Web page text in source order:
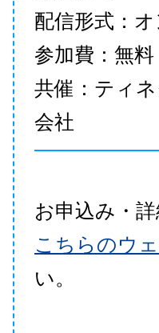
配信形式：
参加費：無料
共催：ティ
会社
お申込み・詳
こちらのウ
い。